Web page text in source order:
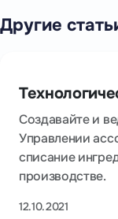
Другие
Создавайте и
Управлении
списание
производстве.
12.10.2021